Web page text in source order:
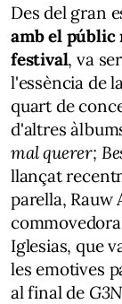
Des del gran
amb el
festival, va
l'essència de
quart de
d'altres
mal querer;
llançat
parella, Rauw
Iglesias, que
les emotives
al final de